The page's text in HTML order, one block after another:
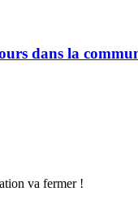
dans la
va fermer !